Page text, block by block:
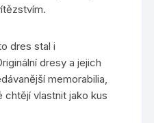
dres stal i
dresy a jejich
memorabilia,
vlastnit jako kus